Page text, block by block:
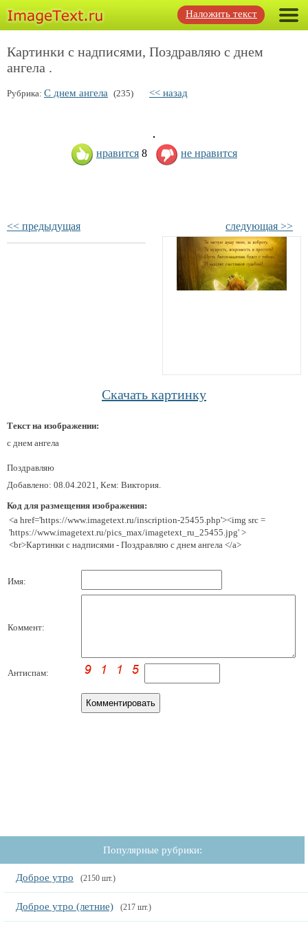
Наложить текст
Картинки с надписями, Поздравляю с днем
ангела .
Рубрика: С днем ангела (235) << назад
нравится 8 не нравится
<< предыдущая следующая >>
Скачать картинку
Текст на изображении:
с днем ангела
Поздравляю
Добавлено: 08.04.2021, Кем: Виктория.
Код для размещения изображения:
<a href='https://www.imagetext.ru/inscription-25455.php'><img src =
'https://www.imagetext.ru/pics_max/imagetext_ru_25455.jpg' >
<br>Картинки с надписями - Поздравляю с днем ангела </a>
Имя:
Коммент:
Антиспам:
Популярные рубрики:
Доброе утро (2150 шт.)
Доброе утро (летние) (217 шт.)